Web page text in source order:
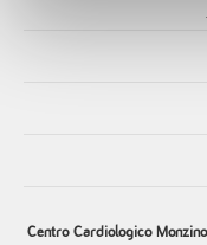
Centro Cardiologico